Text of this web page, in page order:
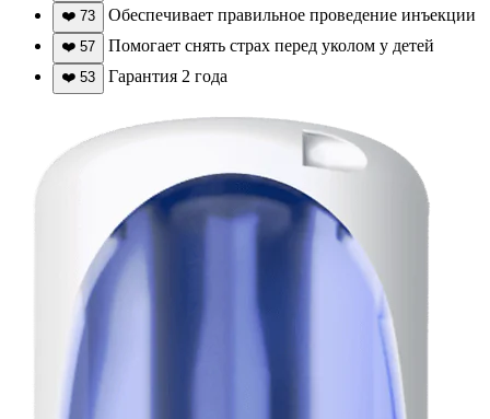
❤️ 73 Обеспечивает правильное проведение инъекции
❤️ 57 Помогает снять страх перед уколом у детей
❤️ 53 Гарантия 2 года